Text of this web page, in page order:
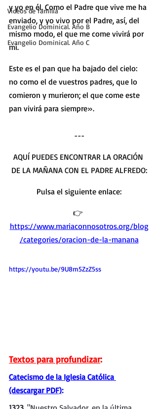
Vídeos de familia
Evangelio Dominical. Año B
Evangelio Dominical. Año C
y yo en él. Como el Padre que vive me ha
enviado, y yo vivo por el Padre, así, del
mismo modo, el que me come vivirá por
mí.
Este es el pan que ha bajado del cielo:
no como el de vuestros padres, que lo
comieron y murieron; el que come este
pan vivirá para siempre».
---
AQUÍ PUEDES ENCONTRAR LA ORACIÓN
DE LA MAÑANA CON EL PADRE ALFREDO:
Pulsa el siguiente enlace:
👉
https://www.mariaconnosotros.org/blog
/categories/oracion-de-la-manana
https://youtu.be/9U8m5ZzZ5ss
Textos para profundizar:
Catecismo de la Iglesia Católica
(descargar PDF):